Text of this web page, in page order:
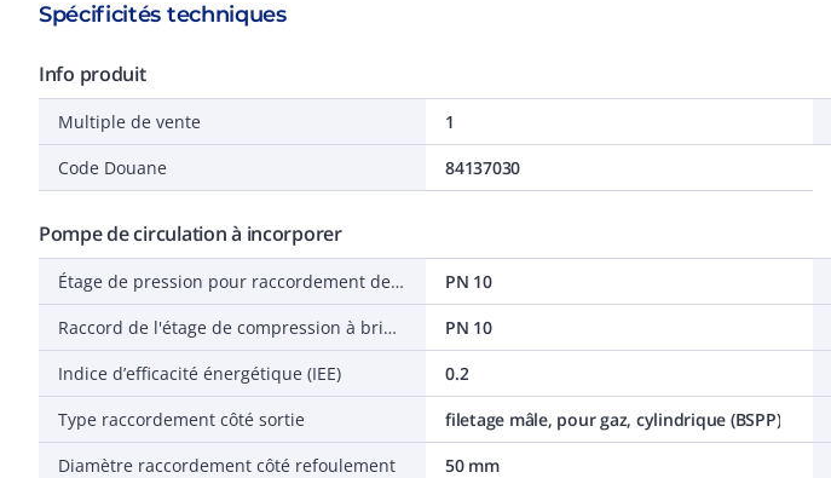
Spécificités techniques
Info produit
Multiple de vente
1
Code Douane
84137030
Pompe de circulation à incorporer
Étage de pression pour raccordement de flasque sortie
PN 10
Raccord de l'étage de compression à bride côté entrée
PN 10
Indice d’efficacité énergétique (IEE)
0.2
Type raccordement côté sortie
filetage mâle, pour gaz, cylindrique (BSPP)
Diamètre raccordement côté refoulement
50 mm